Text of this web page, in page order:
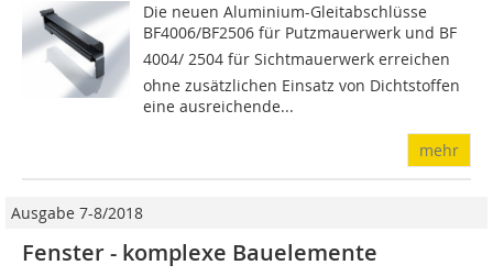
Die neuen Aluminium-Gleitabschlüsse
BF4006/BF2506 für Putzmauerwerk und BF
4004/ 2504 für Sichtmauerwerk erreichen
ohne zusätzlichen Einsatz von Dichtstoffen
eine ausreichende...
mehr
Ausgabe 7-8/2018
Fenster - komplexe Bauelemente